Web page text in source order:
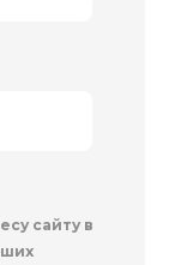
сайту в